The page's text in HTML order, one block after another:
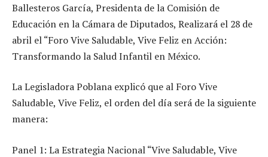
Ballesteros García, Presidenta de la Comisión de
Educación en la Cámara de Diputados, Realizará el 28 de
abril el “Foro Vive Saludable, Vive Feliz en Acción:
Transformando la Salud Infantil en México.
La Legisladora Poblana explicó que al Foro Vive
Saludable, Vive Feliz, el orden del día será de la siguiente
manera:
Panel 1: La Estrategia Nacional “Vive Saludable, Vive